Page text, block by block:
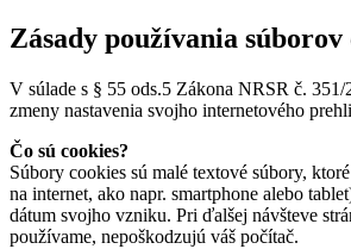
Zásady používania súborov
V súlade s § 55 ods.5 Zákona NRSR č.
zmeny nastavenia svojho internetového
Čo sú cookies?
Súbory cookies sú malé textové súbory,
na internet, ako napr. smartphone alebo
dátum svojho vzniku. Pri ďalšej návšteve
používame, nepoškodzujú váš počítač.